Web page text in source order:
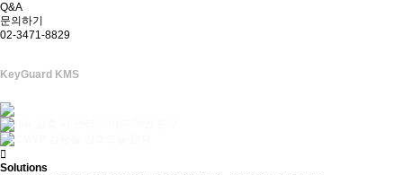
Q&A
문의하기
02-3471-8829
· KISA 암호 키 관리 가이드 라인 준수
· HSM 탑재
Solutions